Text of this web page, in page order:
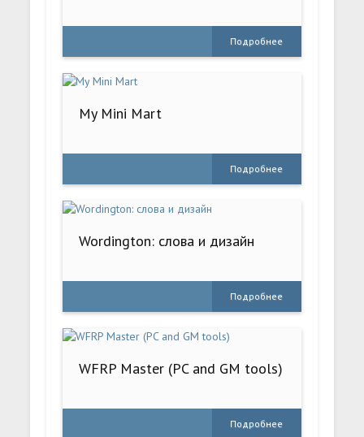
Подробнее
My Mini Mart
Подробнее
Wordington: слова и дизайн
Подробнее
WFRP Master (PC and GM tools)
Подробнее